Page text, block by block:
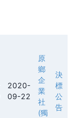
2020-
09-22
原
鄉
企
業
社
(獨
決
標
公
告